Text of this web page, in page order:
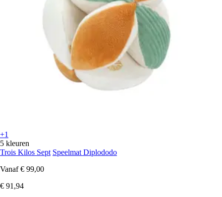
+1
5 kleuren
Trois Kilos Sept Speelmat Diplododo
Vanaf € 99,00
€ 91,94